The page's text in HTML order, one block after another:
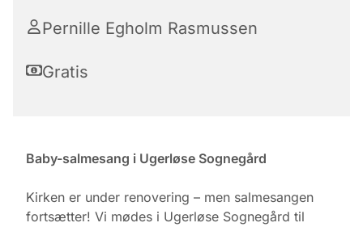
Pernille Egholm Rasmussen
Gratis
Baby-salmesang i Ugerløse Sognegård
Kirken er under renovering – men salmesangen
fortsætter! Vi mødes i Ugerløse Sognegård til